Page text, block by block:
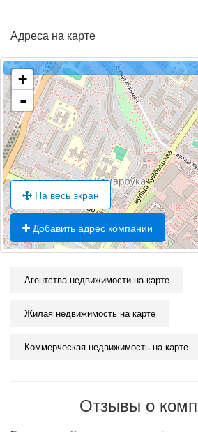
команда риэлтеров и агентов, которые
солидный опыт в ведущих агентствах
Агентство оказывает разные виды услуг:
продажи квартир и комнат до аренды
коммерческой недвижимости.
Адреса на карте
+
-
На весь экран
Добавить адрес компании
Агентства недвижимости на карте
Жилая недвижимость на карте
Коммерческая недвижимость на карте
Отзывы о